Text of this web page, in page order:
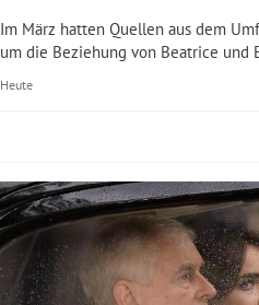
Untermenü
Untermenü
Untermenü
Untermenü
Im März hatten Quellen aus dem
um die Beziehung von Beatrice und
Heute